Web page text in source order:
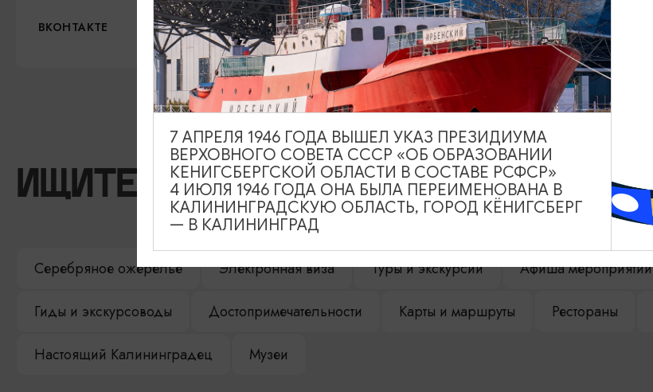
ВКОНТАКТЕ https://vk.com/amberarena39
ИЩИТЕ ТАКЖЕ НА НАШЕМ САЙТЕ
Серебряное ожерелье Электронная виза Туры и экскурсии Афиша мероприятий
Гиды и экскурсоводы Достопримечательности Карты и маршруты Рестораны
Настоящий Калининградец Музеи
7 АПРЕЛЯ 1946 ГОДА ВЫШЕЛ УКАЗ ПРЕЗИДИУМА
ВЕРХОВНОГО СОВЕТА СССР «ОБ ОБРАЗОВАНИИ
КЕНИГСБЕРГСКОЙ ОБЛАСТИ В СОСТАВЕ РСФСР»
4 ИЮЛЯ 1946 ГОДА ОНА БЫЛА ПЕРЕИМЕНОВАНА В
КАЛИНИНГРАДСКУЮ ОБЛАСТЬ, ГОРОД КЁНИГСБЕРГ
— В КАЛИНИНГРАД